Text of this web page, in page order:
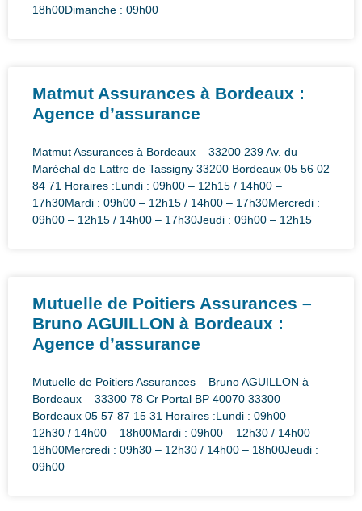
18h00Dimanche : 09h00
Matmut Assurances à Bordeaux :
Agence d’assurance
Matmut Assurances à Bordeaux – 33200 239 Av. du
Maréchal de Lattre de Tassigny 33200 Bordeaux 05 56 02
84 71 Horaires :Lundi : 09h00 – 12h15 / 14h00 –
17h30Mardi : 09h00 – 12h15 / 14h00 – 17h30Mercredi :
09h00 – 12h15 / 14h00 – 17h30Jeudi : 09h00 – 12h15
Mutuelle de Poitiers Assurances –
Bruno AGUILLON à Bordeaux :
Agence d’assurance
Mutuelle de Poitiers Assurances – Bruno AGUILLON à
Bordeaux – 33300 78 Cr Portal BP 40070 33300
Bordeaux 05 57 87 15 31 Horaires :Lundi : 09h00 –
12h30 / 14h00 – 18h00Mardi : 09h00 – 12h30 / 14h00 –
18h00Mercredi : 09h30 – 12h30 / 14h00 – 18h00Jeudi :
09h00